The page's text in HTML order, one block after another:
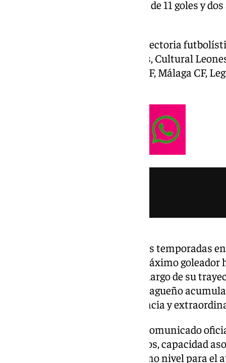
azulgrana, cosechando un total de 11 goles y
Dioni cuenta con una larga trayectoria
equipos como: Atlético Baleares, Cultural
Santander, Real Oviedo, Cádiz CF, Málaga CF,
El costasoleño ha disputado tres temporadas
español, convirtiéndose en el máximo
anotar un total de 51 goles. A lo largo de su
fútbol español, el delantero malagueño
reflejan su regularidad, experiencia y
El Torremolinos recalca en un comunicado
«su calidad en los últimos metros, capacidad
a Dioni en un refuerzo de máximo nivel para el